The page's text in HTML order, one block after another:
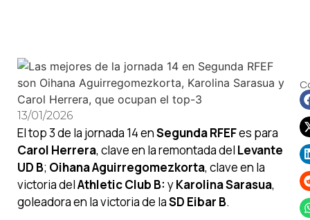
13/01/2026
El top 3 de la jornada 14 enSegunda RFEFes para
Carol Herrera, clave en la remontada del Levante
UD B; Oihana Aguirregomezkorta, clave en la
victoria delAthletic Club B: yKarolina Sarasua,
goleadora en la victoria de laSD Eibar B.